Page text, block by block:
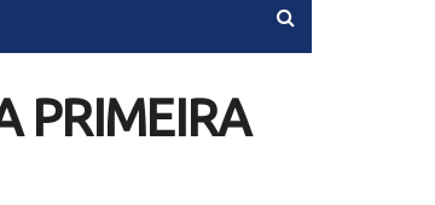
PRIMEIRA